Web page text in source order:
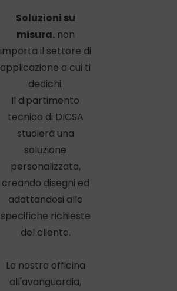
Soluzioni su
misura.non
importa il settore di
applicazione a cui ti
dedichi.
Il dipartimento
tecnico di DICSA
studierà una
soluzione
personalizzata,
creando disegni ed
adattandosi alle
specifiche richieste
del cliente.
La nostra officina
all'avanguardia,